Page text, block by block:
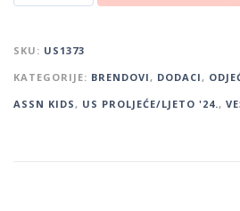
SKU: US1373
KATEGORIJE: BRENDOVI, DODACI,
ASSN KIDS, US PROLJEĆE/LJETO '24.,